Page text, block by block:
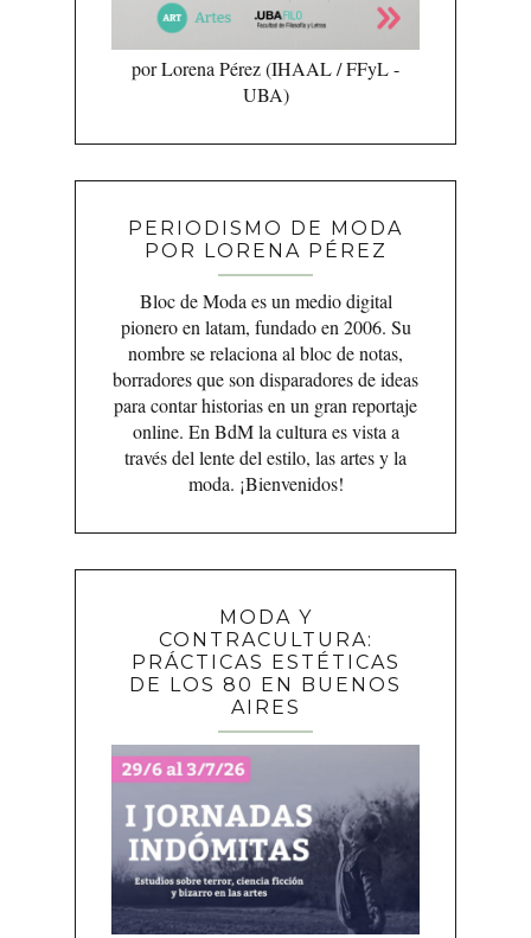
por Lorena Pérez (IHAAL / FFyL -
UBA)
PERIODISMO DE MODA
POR LORENA PÉREZ
Bloc de Moda es un medio digital
pionero en latam, fundado en 2006. Su
nombre se relaciona al bloc de notas,
borradores que son disparadores de ideas
para contar historias en un gran reportaje
online. En BdM la cultura es vista a
través del lente del estilo, las artes y la
moda. ¡Bienvenidos!
MODA Y
CONTRACULTURA:
PRÁCTICAS ESTÉTICAS
DE LOS 80 EN BUENOS
AIRES